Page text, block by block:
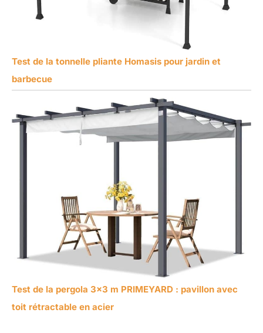
Test de la tonnelle pliante Homasis pour jardin et
barbecue
Test de la pergola 3×3 m PRIMEYARD : pavillon avec
toit rétractable en acier